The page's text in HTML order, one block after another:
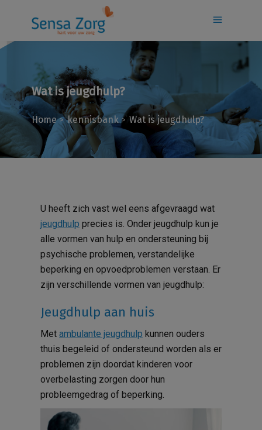
Wat is jeugdhulp?
Home>kennisbank > Wat is jeugdhulp?
U heeft zich vast wel eens afgevraagd wat
jeugdhulp precies is. Onder jeugdhulp kun je
alle vormen van hulp en ondersteuning bij
psychische problemen, verstandelijke
beperking en opvoedproblemen verstaan. Er
zijn verschillende vormen van jeugdhulp:
Jeugdhulp aan huis
Met ambulante jeugdhulp kunnen ouders
thuis begeleid of ondersteund worden als er
problemen zijn doordat kinderen voor
overbelasting zorgen door hun
probleemgedrag of beperking.